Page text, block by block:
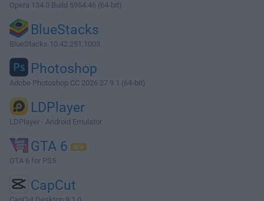
Opera 134.0 Build 5954.46 (64-bit)
BlueStacks
BlueStacks 10.42.251.1003
Photoshop
Adobe Photoshop CC 2026 27.9.1 (64-bit)
LDPlayer
LDPlayer - Android Emulator
GTA 6
GTA 6 for PS5
CapCut